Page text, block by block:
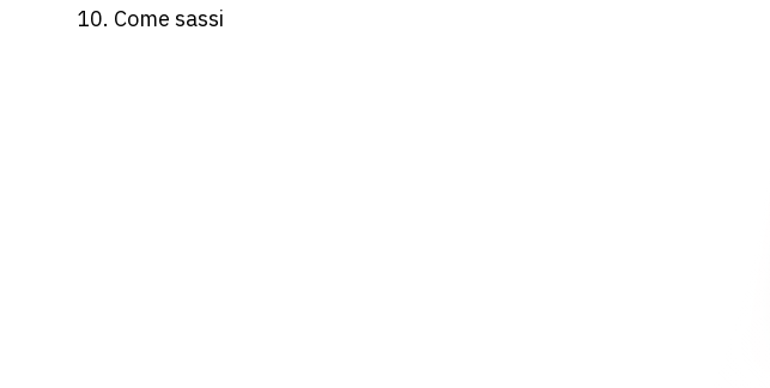
10. Come sassi